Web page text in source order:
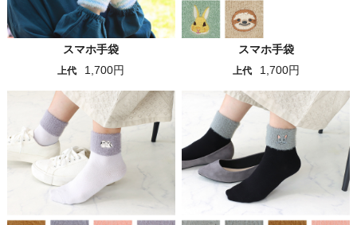
スマホ手袋
上代 1,700円
スマホ手袋
上代 1,700円